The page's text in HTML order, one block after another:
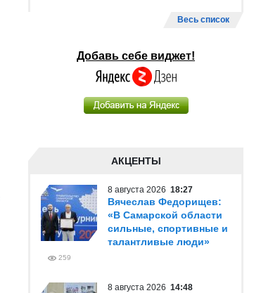
Весь список
Добавь себе виджет!
АКЦЕНТЫ
8 августа 2026 18:27
Вячеслав Федорищев:
«В Самарской области
сильные, спортивные и
талантливые люди»
259
8 августа 2026 14:48